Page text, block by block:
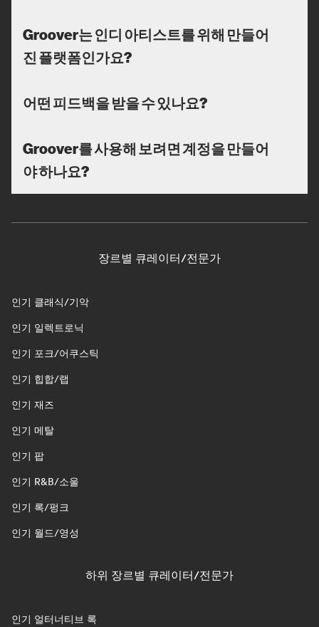
Groover는 인디 아티스트를 위해 만들어
진 플랫폼인가요?
어떤 피드백을 받을 수 있나요?
Groover를 사용해 보려면 계정을 만들어
야 하나요?
장르별 큐레이터/전문가
인기 클래식/기악
인기 일렉트로닉
인기 포크/어쿠스틱
인기 힙합/랩
인기 재즈
인기 메탈
인기 팝
인기 R&B/소울
인기 록/펑크
인기 월드/영성
하위 장르별 큐레이터/전문가
인기 얼터너티브 록